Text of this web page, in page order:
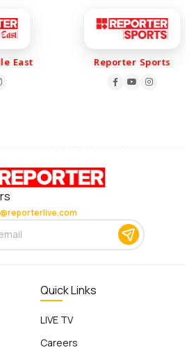
East Reporter Sports
Quick Links
LIVE TV
Careers